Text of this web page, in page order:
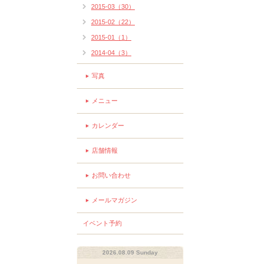
2015-03（30）
2015-02（22）
2015-01（1）
2014-04（3）
写真
メニュー
カレンダー
店舗情報
お問い合わせ
メールマガジン
イベント予約
2026.08.09 Sunday